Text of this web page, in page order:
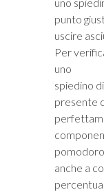
punto
uscire
Per
uno
spiedino
presente
anche a